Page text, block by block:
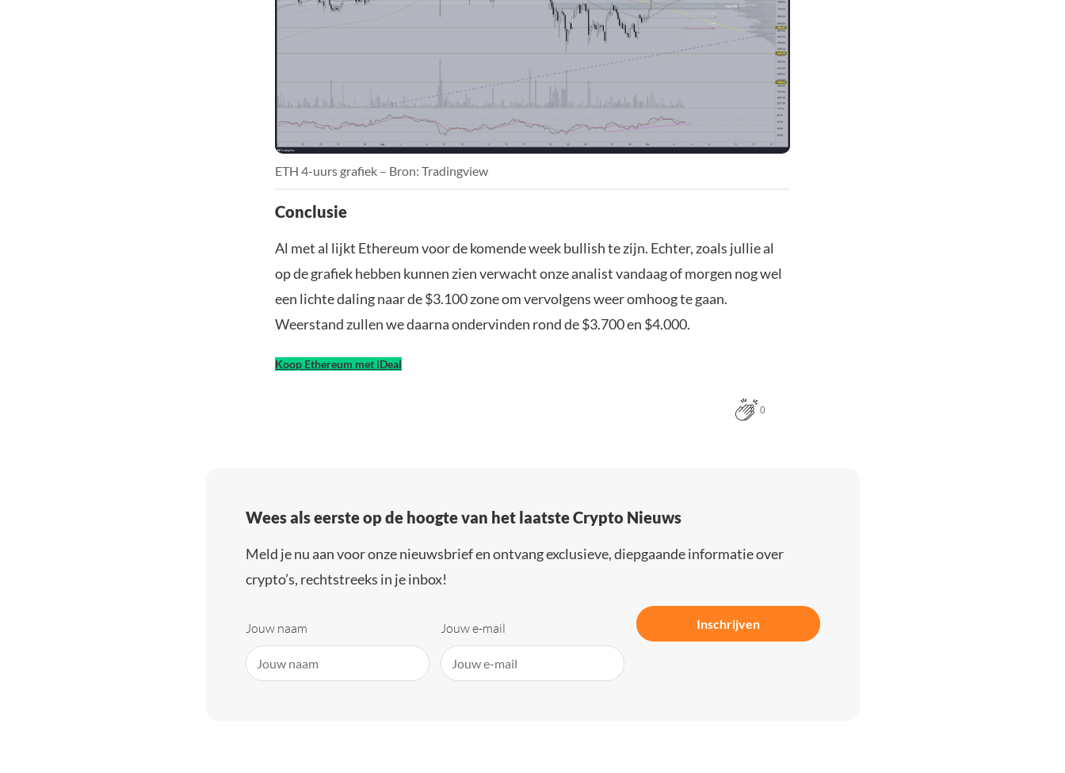
ETH 4-uurs grafiek – Bron: Tradingview
Conclusie
Al met al lijkt Ethereum voor de komende week bullish te zijn. Echter, zoals jullie al
op de grafiek hebben kunnen zien verwacht onze analist vandaag of morgen nog wel
een lichte daling naar de $3.100 zone om vervolgens weer omhoog te gaan.
Weerstand zullen we daarna ondervinden rond de $3.700 en $4.000.
Koop Ethereum met iDeal
0
Wees als eerste op de hoogte van het laatste Crypto Nieuws
Meld je nu aan voor onze nieuwsbrief en ontvang exclusieve, diepgaande informatie over
crypto’s, rechtstreeks in je inbox!
Jouw naam Jouw e-mail Inschrijven